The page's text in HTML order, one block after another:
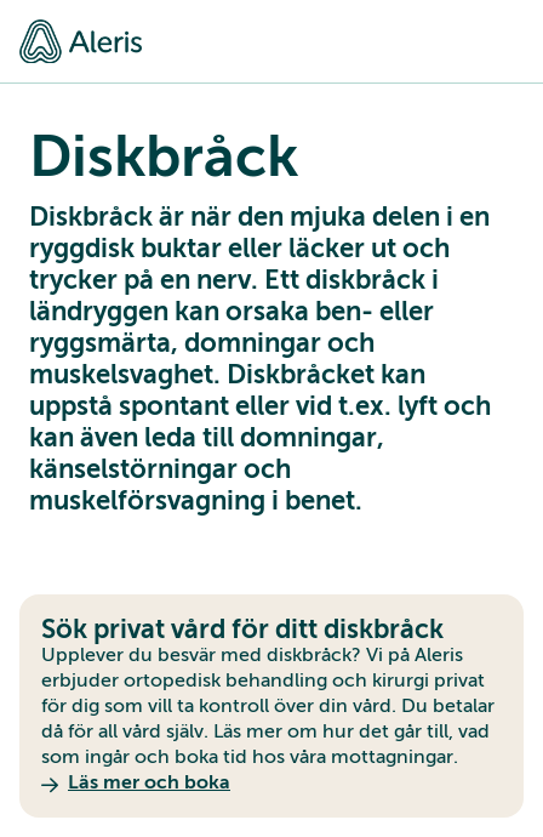
Diskbråck
Diskbråck är när den mjuka delen i en
ryggdisk buktar eller läcker ut och
trycker på en nerv. Ett diskbråck i
ländryggen kan orsaka ben- eller
ryggsmärta, domningar och
muskelsvaghet. Diskbråcket kan
uppstå spontant eller vid t.ex. lyft och
kan även leda till domningar,
känselstörningar och
muskelförsvagning i benet.
Sök privat vård för ditt diskbråck
Upplever du besvär med diskbråck? Vi på Aleris
erbjuder ortopedisk behandling och kirurgi privat
för dig som vill ta kontroll över din vård. Du betalar
då för all vård själv. Läs mer om hur det går till, vad
som ingår och boka tid hos våra mottagningar.
Läs mer och boka